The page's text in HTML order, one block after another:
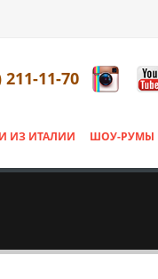
211-11-70
ИЗ ИТАЛИИ ШОУ-РУМЫ